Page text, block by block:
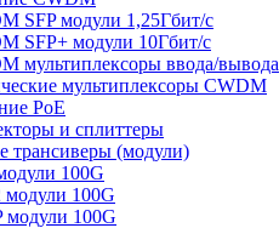
SFP модули 1,25Гбит/с
SFP+ модули 10Гбит/с
мультиплексоры ввода/вывода
мультиплексоры CWDM
PoE
и сплиттеры
трансиверы (модули)
100G
модули 100G
модули 100G